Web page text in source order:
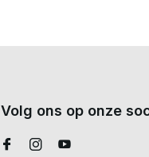
Volg ons op onze